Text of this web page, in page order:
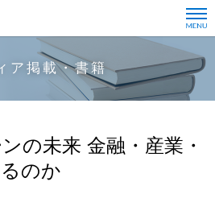
ア掲載・書籍
の未来 金融・産業・
のか